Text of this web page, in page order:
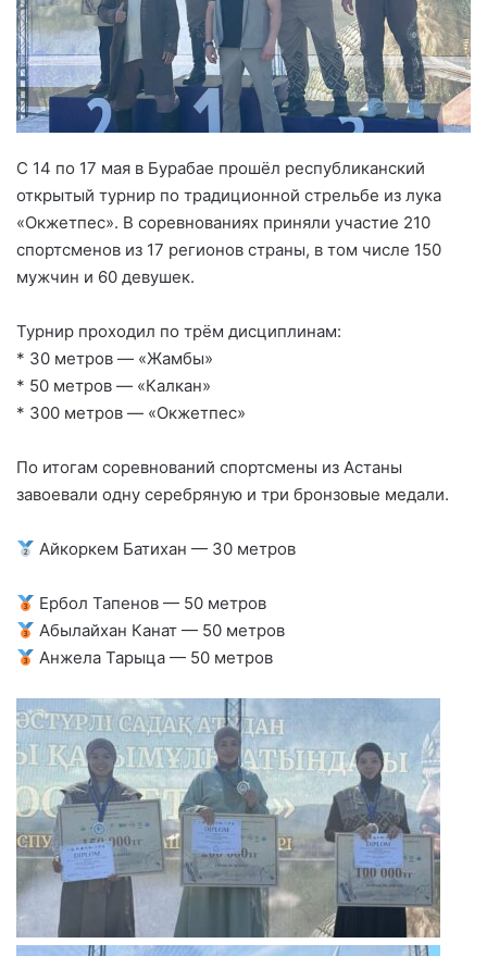
С 14 по 17 мая в Бурабае прошёл республиканский
открытый турнир по традиционной стрельбе из лука
«Окжетпес». В соревнованиях приняли участие 210
спортсменов из 17 регионов страны, в том числе 150
мужчин и 60 девушек.
Турнир проходил по трём дисциплинам:
* 30 метров — «Жамбы»
* 50 метров — «Калкан»
* 300 метров — «Окжетпес»
По итогам соревнований спортсмены из Астаны
завоевали одну серебряную и три бронзовые медали.
Айкоркем Батихан — 30 метров
Ербол Тапенов — 50 метров
Абылайхан Канат — 50 метров
Анжела Тарыца — 50 метров